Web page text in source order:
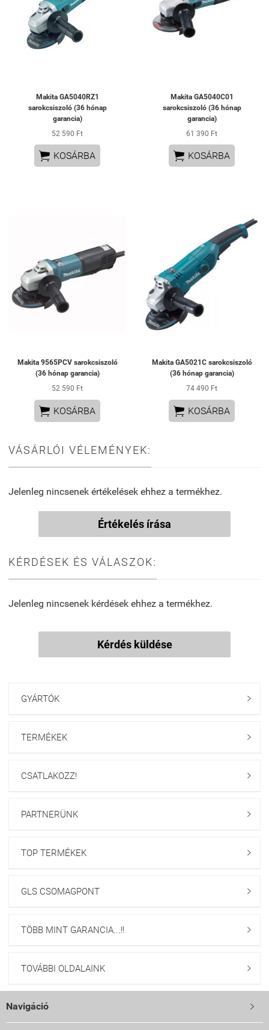
Makita GA5040RZ1
sarokcsiszoló (36 hónap
garancia)
52 590 Ft
 KOSÁRBA
Makita GA5040C01
sarokcsiszoló (36 hónap
garancia)
61 390 Ft
 KOSÁRBA
Makita 9565PCV sarokcsiszoló
(36 hónap garancia)
52 590 Ft
 KOSÁRBA
Makita GA5021C sarokcsiszoló
(36 hónap garancia)
74 490 Ft
 KOSÁRBA
VÁSÁRLÓI VÉLEMÉNYEK:
Jelenleg nincsenek értékelések ehhez a termékhez.
Értékelés írása
KÉRDÉSEK ÉS VÁLASZOK:
Jelenleg nincsenek kérdések ehhez a termékhez.
Kérdés küldése
GYÁRTÓK 
TERMÉKEK 
CSATLAKOZZ! 
PARTNERÜNK 
TOP TERMÉKEK 
GLS CSOMAGPONT 
TÖBB MINT GARANCIA...!! 
TOVÁBBI OLDALAINK 
Navigáció 